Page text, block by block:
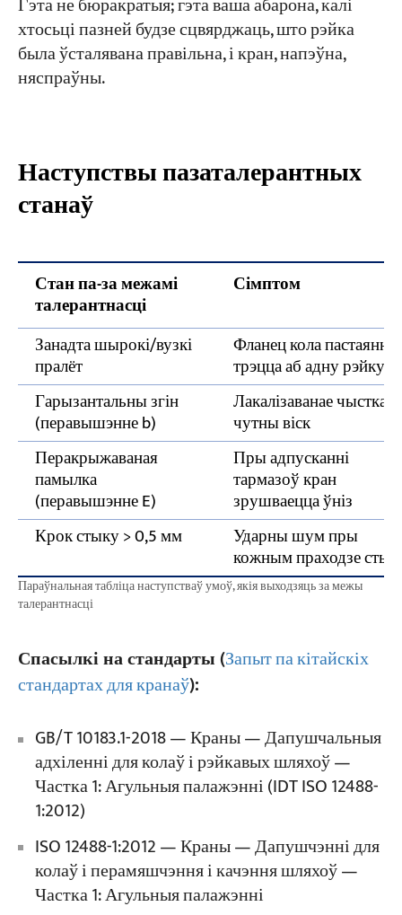
хтосьці пазней будзе сцвярджаць, што рэйка
была ўсталявана правільна, і кран, напэўна,
няспраўны.
Наступствы пазаталерантных
станаў
Стан па-за межамі
талерантнасці
Сімптом
Занадта шырокі/вузкі
пралёт
Фланец кола пастаянна
трэцца аб адну рэйку
Гарызантальны згін
(перавышэнне b)
Лакалізаванае чыстка,
чутны віск
Перакрыжаваная
памылка
(перавышэнне E)
Пры адпусканні
тармазоў кран
зрушваецца ўніз
Крок стыку > 0,5 мм
Ударны шум пры
кожным праходзе
Параўнальная табліца наступстваў умоў, якія выходзяць за межы
талерантнасці
Спасылкі на стандарты (Запыт па кітайскіх
стандартах для кранаў):
GB/T 10183.1-2018 — Краны — Дапушчальныя
адхіленні для колаў і рэйкавых шляхоў —
Частка 1: Агульныя палажэнні (IDT ISO 12488-
1:2012)
ISO 12488-1:2012 — Краны — Дапушчэнні для
колаў і перамяшчэння і качэння шляхоў —
Частка 1: Агульныя палажэнні